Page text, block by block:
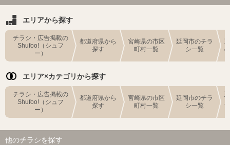
エリアから探す
チラシ・広告掲載の
Shufoo!（シュフ
ー）
都道府県から
探す
宮崎県の市区
町村一覧
延岡市のチラ
シ一覧
エリア×カテゴリから探す
チラシ・広告掲載の
Shufoo!（シュフ
ー）
都道府県から
探す
宮崎県の市区
町村一覧
延岡市のチラ
シ一覧
他のチラシを探す